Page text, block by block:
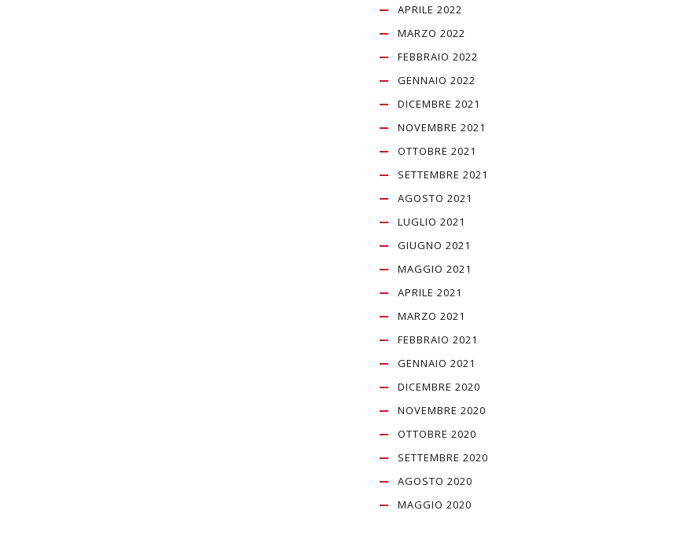
APRILE 2022
MARZO 2022
FEBBRAIO 2022
GENNAIO 2022
DICEMBRE 2021
NOVEMBRE 2021
OTTOBRE 2021
SETTEMBRE 2021
AGOSTO 2021
LUGLIO 2021
GIUGNO 2021
MAGGIO 2021
APRILE 2021
MARZO 2021
FEBBRAIO 2021
GENNAIO 2021
DICEMBRE 2020
NOVEMBRE 2020
OTTOBRE 2020
SETTEMBRE 2020
AGOSTO 2020
MAGGIO 2020